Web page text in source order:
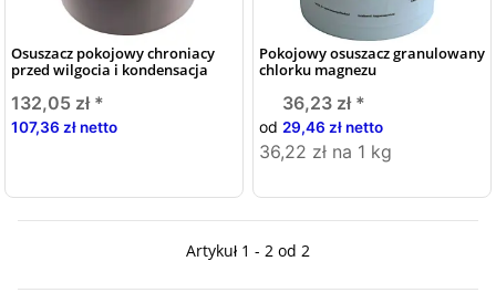
Osuszacz pokojowy chroniacy
przed wilgocia i kondensacja
132,05 zł *
107,36 zł netto
Pokojowy osuszacz granulowany
chlorku magnezu
od
36,23 zł *
29,46 zł netto
36,22 zł na 1 kg
Artykuł 1 - 2 od 2